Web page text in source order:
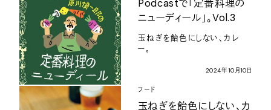
Podcastで「定番料理の
ニューディール」。Vol.3
玉ねぎを飴色にしない、カレ
ー。
2024年10月10日
フード
玉ねぎを飴色にしない、カ